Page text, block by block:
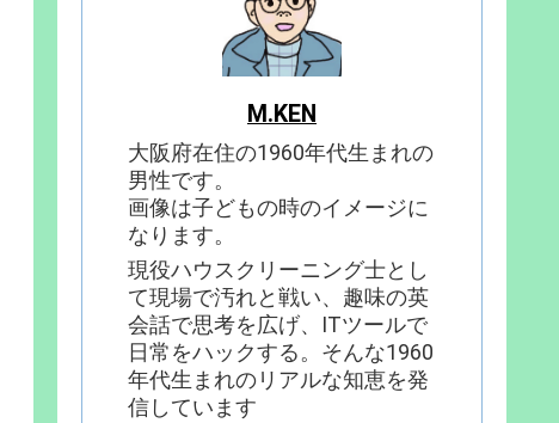
M.KEN
大阪府在住の1960年代生まれの
男性です。
画像は子どもの時のイメージに
なります。
現役ハウスクリーニング士とし
て現場で汚れと戦い、趣味の英
会話で思考を広げ、ITツールで
日常をハックする。そんな1960
年代生まれのリアルな知恵を発
信しています